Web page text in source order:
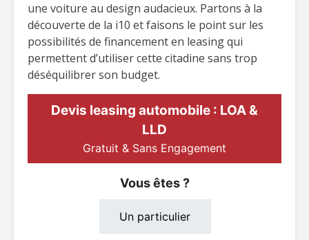
une voiture au design audacieux. Partons à la
découverte de la i10 et faisons le point sur les
possibilités de financement en leasing qui
permettent d’utiliser cette citadine sans trop
déséquilibrer son budget.